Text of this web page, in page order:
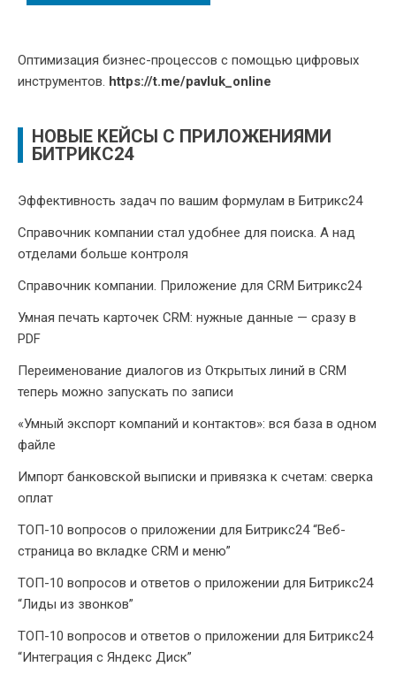
Оптимизация бизнес-процессов с помощью цифровых
инструментов. https://t.me/pavluk_online
НОВЫЕ КЕЙСЫ С ПРИЛОЖЕНИЯМИ
БИТРИКС24
Эффективность задач по вашим формулам в Битрикс24
Справочник компании стал удобнее для поиска. А над
отделами больше контроля
Справочник компании. Приложение для CRM Битрикс24
Умная печать карточек CRM: нужные данные — сразу в
PDF
Переименование диалогов из Открытых линий в CRM
теперь можно запускать по записи
«Умный экспорт компаний и контактов»: вся база в одном
файле
Импорт банковской выписки и привязка к счетам: сверка
оплат
ТОП-10 вопросов о приложении для Битрикс24 “Веб-
страница во вкладке CRM и меню”
ТОП-10 вопросов и ответов о приложении для Битрикс24
“Лиды из звонков”
ТОП-10 вопросов и ответов о приложении для Битрикс24
“Интеграция с Яндекс Диск”